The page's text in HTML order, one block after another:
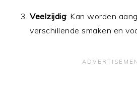
Veelzijdig: Kan worden
verschillende smaken en